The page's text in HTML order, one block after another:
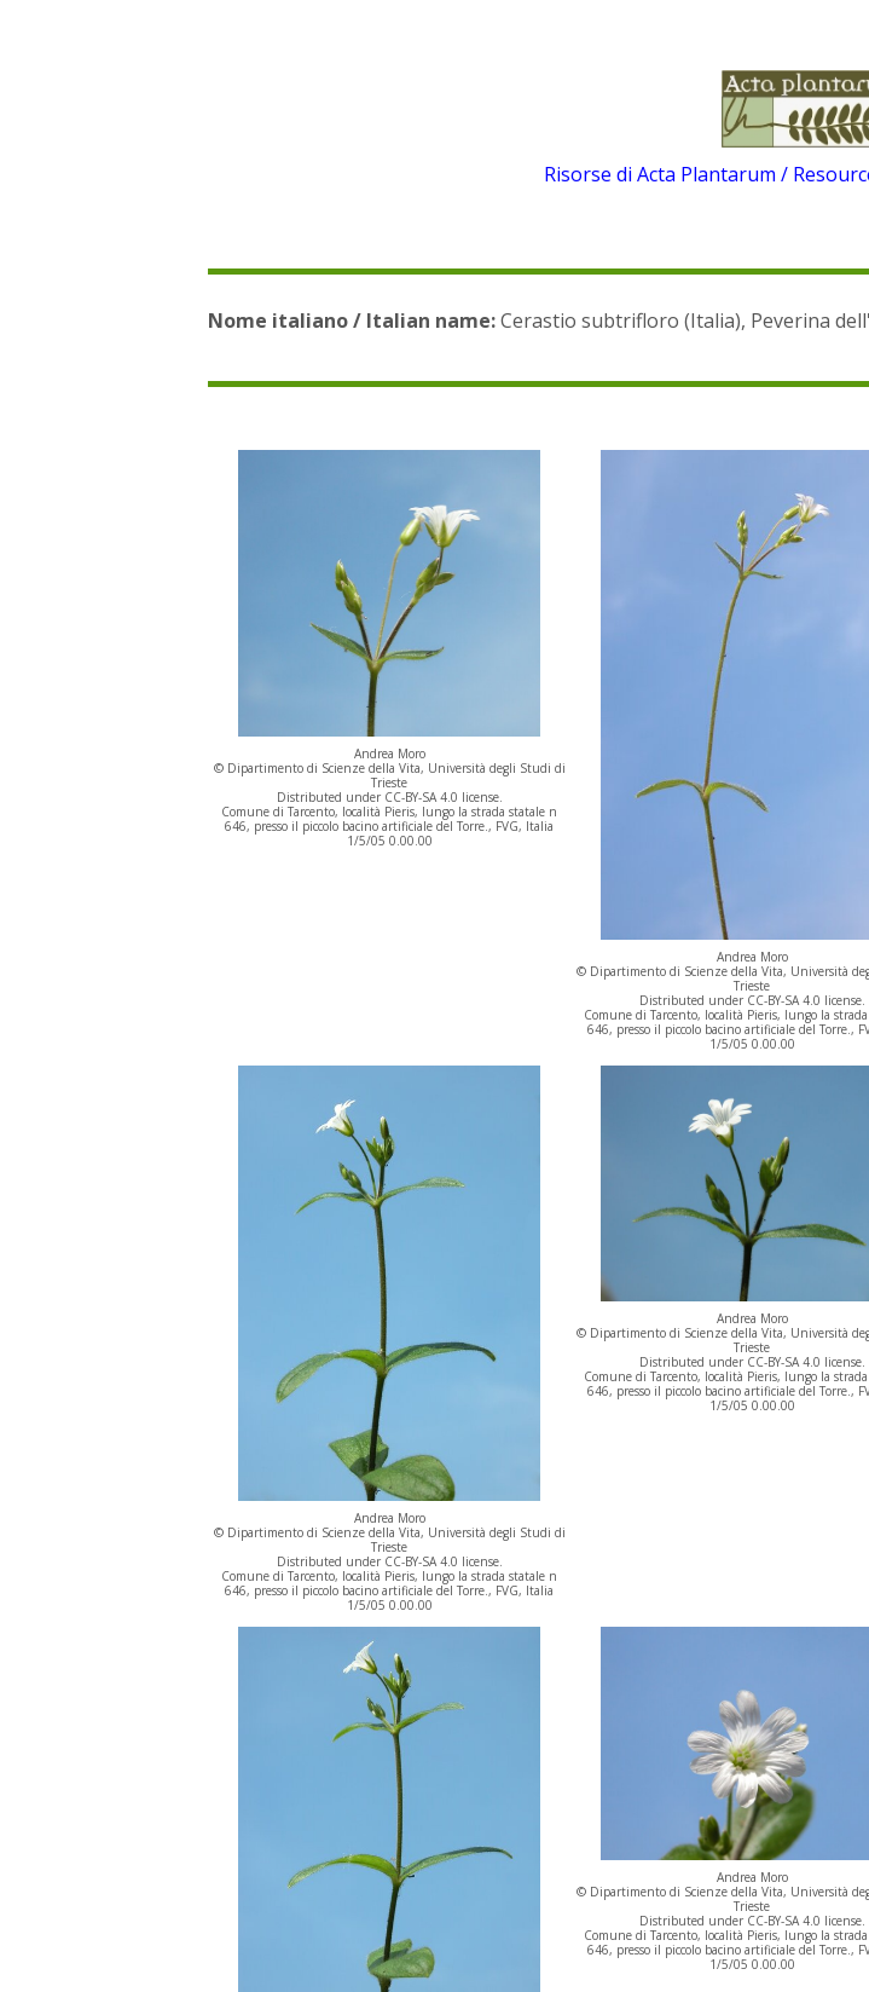
Risorse di Acta Plantarum /
Nome italiano / Italian name:Cerastio subtrifloro (Italia), Peverina
Andrea Moro
© Dipartimento di Scienze della Vita, Università degli Studi di
Trieste
Distributed under CC-BY-SA 4.0 license.
Comune di Tarcento, località Pieris, lungo la strada statale n
646, presso il piccolo bacino artificiale del Torre., FVG, Italia
1/5/05 0.00.00
Andrea Moro
© Dipartimento di Scienze della Vita, Università
Trieste
Distributed under CC-BY-SA 4.0 license.
Comune di Tarcento, località Pieris, lungo la
646, presso il piccolo bacino artificiale del Torre.,
1/5/05 0.00.00
Andrea Moro
© Dipartimento di Scienze della Vita, Università degli Studi di
Trieste
Distributed under CC-BY-SA 4.0 license.
Comune di Tarcento, località Pieris, lungo la strada statale n
646, presso il piccolo bacino artificiale del Torre., FVG, Italia
1/5/05 0.00.00
Andrea Moro
© Dipartimento di Scienze della Vita, Università
Trieste
Distributed under CC-BY-SA 4.0 license.
Comune di Tarcento, località Pieris, lungo la
646, presso il piccolo bacino artificiale del Torre.,
1/5/05 0.00.00
Andrea Moro
© Dipartimento di Scienze della Vita, Università
Trieste
Distributed under CC-BY-SA 4.0 license.
Comune di Tarcento, località Pieris, lungo la
646, presso il piccolo bacino artificiale del Torre.,
1/5/05 0.00.00